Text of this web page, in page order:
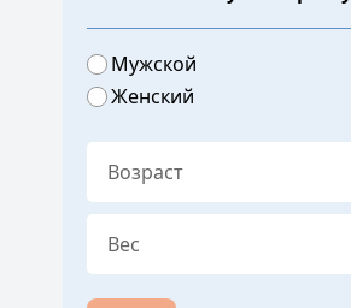
Мужской
Женский